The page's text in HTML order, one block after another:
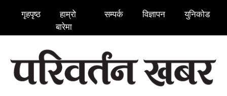
गृहपृष्ठ
हाम्रो
बारेमा
सम्पर्क विज्ञापन युनिकोड